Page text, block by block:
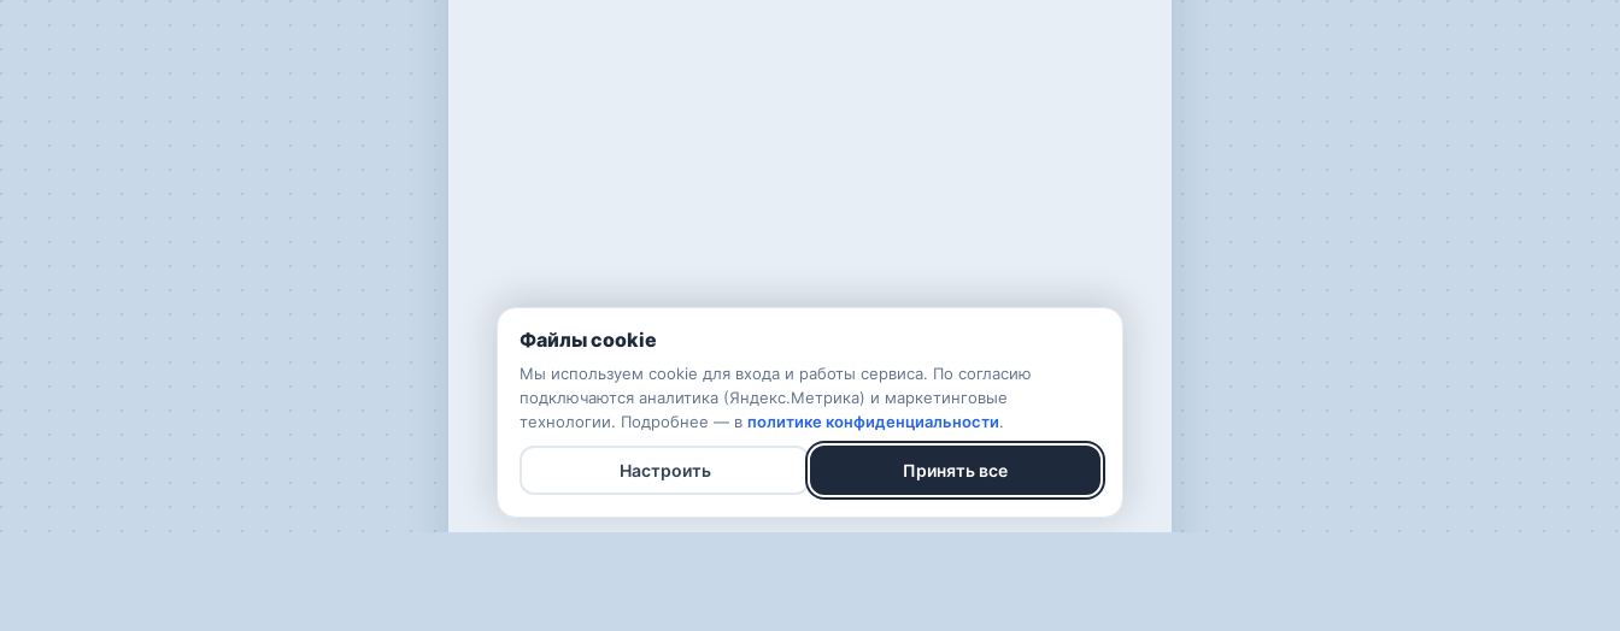
Файлы cookie
Мы используем cookie для входа и работы сервиса. По согласию
подключаются аналитика (Яндекс.Метрика) и маркетинговые
технологии. Подробнее — в политике конфиденциальности.
Настроить Принять все